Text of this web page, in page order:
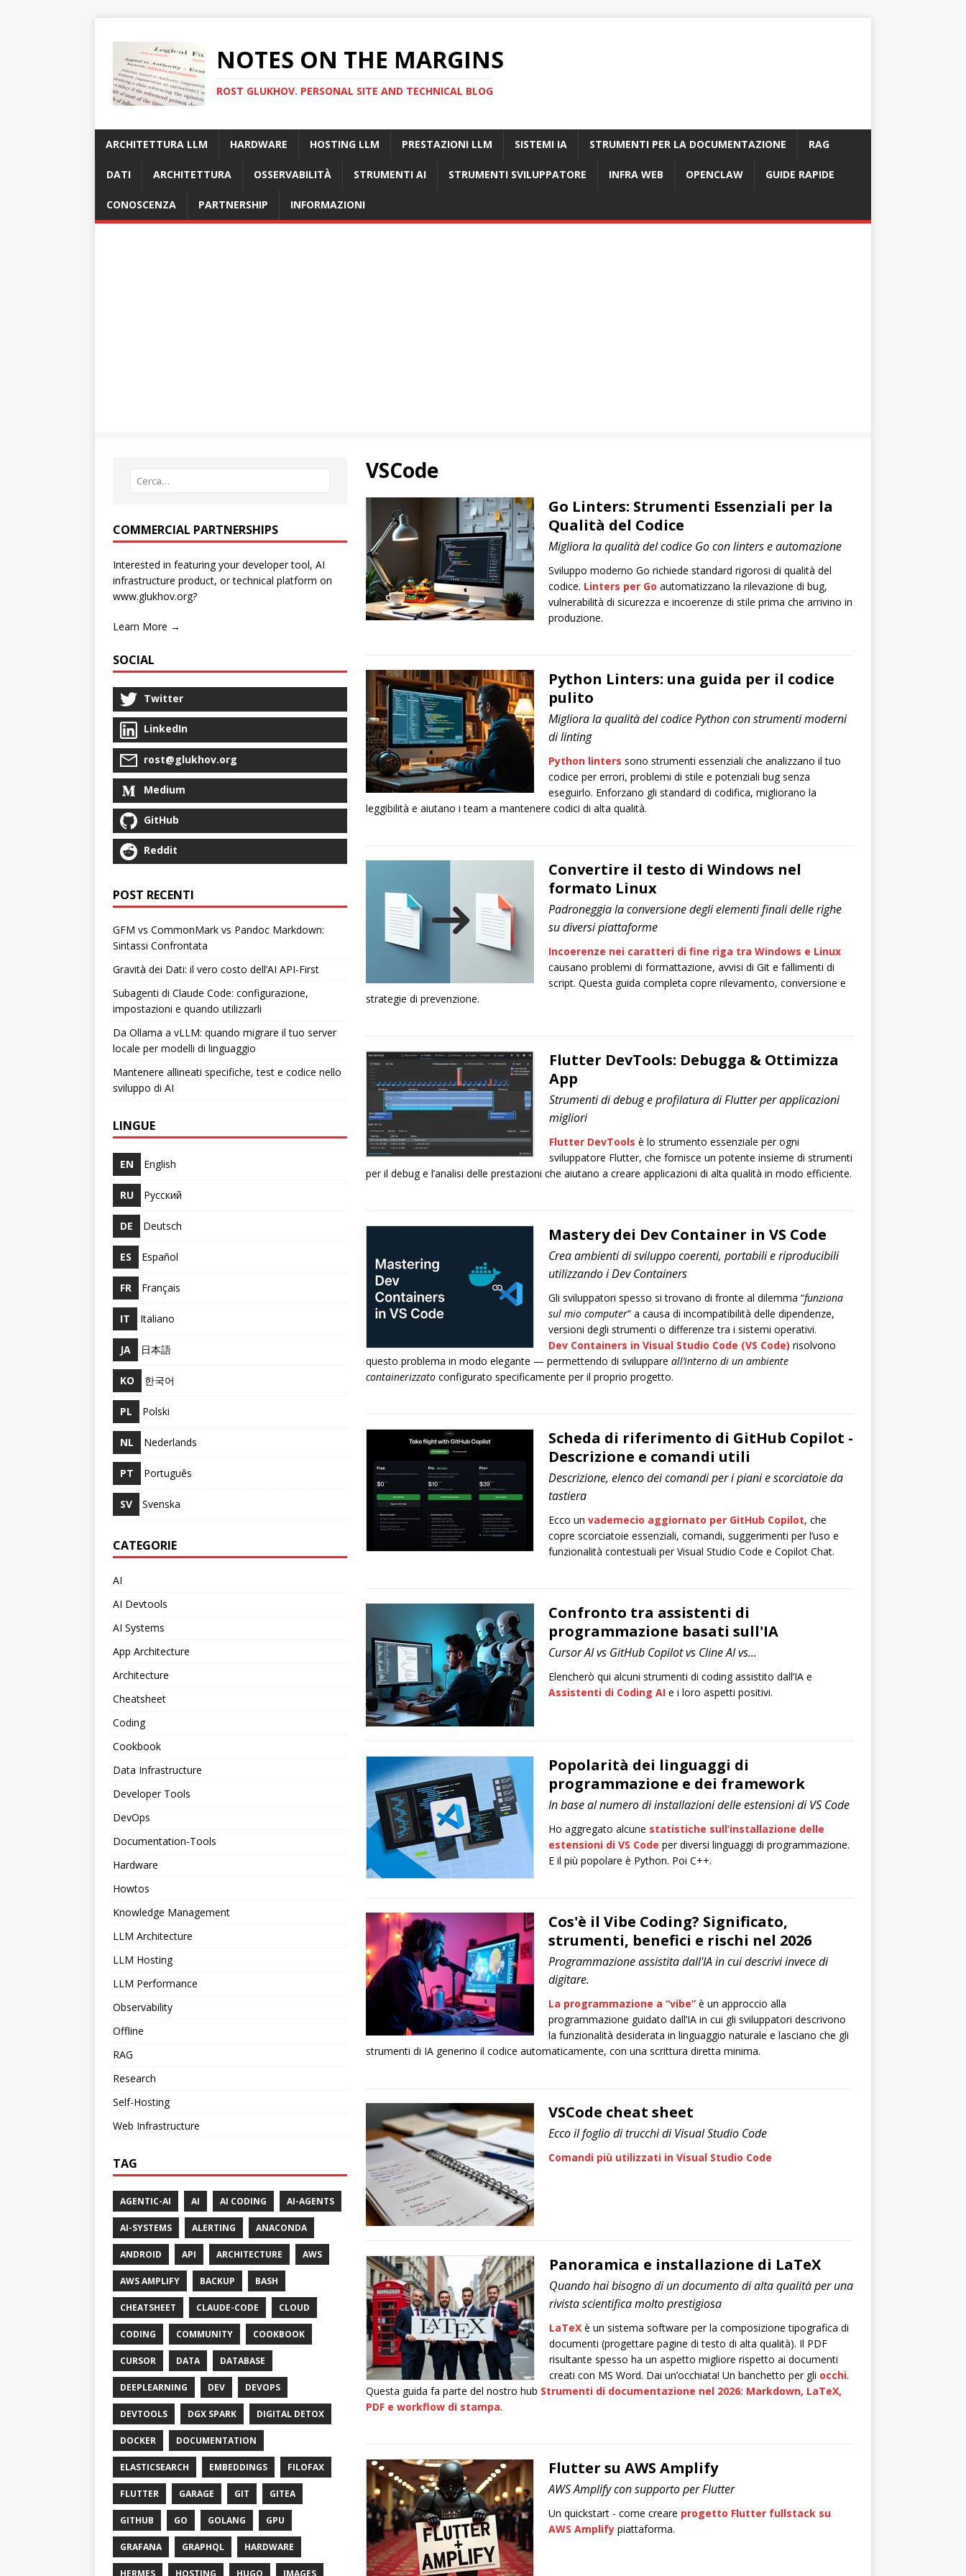
NOTES ON THE MARGINS
ROST GLUKHOV. PERSONAL SITE AND TECHNICAL BLOG
ARCHITETTURA LLM HARDWARE HOSTING LLM PRESTAZIONI LLM SISTEMI IA STRUMENTI PER LA DOCUMENTAZIONE RAG
DATI ARCHITETTURA OSSERVABILITÀ STRUMENTI AI STRUMENTI SVILUPPATORE INFRA WEB OPENCLAW GUIDE RAPIDE
CONOSCENZA PARTNERSHIP INFORMAZIONI
VSCode
Go Linters: Strumenti Essenziali per la
Qualità del Codice
Migliora la qualità del codice Go con linters e automazione
Sviluppo moderno Go richiede standard rigorosi di qualità del
codice. Linters per Go automatizzano la rilevazione di bug,
vulnerabilità di sicurezza e incoerenze di stile prima che arrivino in
produzione.
Python Linters: una guida per il codice
pulito
Migliora la qualità del codice Python con strumenti moderni
di linting
Python linters sono strumenti essenziali che analizzano il tuo
codice per errori, problemi di stile e potenziali bug senza
eseguirlo. Enforzano gli standard di codifica, migliorano la
leggibilità e aiutano i team a mantenere codici di alta qualità.
Convertire il testo di Windows nel
formato Linux
Padroneggia la conversione degli elementi finali delle righe
su diversi piattaforme
Incoerenze nei caratteri di fine riga tra Windows e Linux
causano problemi di formattazione, avvisi di Git e fallimenti di
script. Questa guida completa copre rilevamento, conversione e
strategie di prevenzione.
Flutter DevTools: Debugga & Ottimizza
App
Strumenti di debug e profilatura di Flutter per applicazioni
migliori
Flutter DevTools è lo strumento essenziale per ogni
sviluppatore Flutter, che fornisce un potente insieme di strumenti
per il debug e l’analisi delle prestazioni che aiutano a creare applicazioni di alta qualità in modo efficiente.
Mastery dei Dev Container in VS Code
Crea ambienti di sviluppo coerenti, portabili e riproducibili
utilizzando i Dev Containers
Gli sviluppatori spesso si trovano di fronte al dilemma “funziona
sul mio computer” a causa di incompatibilità delle dipendenze,
versioni degli strumenti o differenze tra i sistemi operativi.
Dev Containers in Visual Studio Code (VS Code) risolvono
questo problema in modo elegante — permettendo di sviluppare all’interno di un ambiente
containerizzatoconfigurato specificamente per il proprio progetto.
Scheda di riferimento di GitHub Copilot -
Descrizione e comandi utili
Descrizione, elenco dei comandi per i piani e scorciatoie da
tastiera
Ecco un vademecio aggiornato per GitHub Copilot, che
copre scorciatoie essenziali, comandi, suggerimenti per l’uso e
funzionalità contestuali per Visual Studio Code e Copilot Chat.
Confronto tra assistenti di
programmazione basati sull'IA
Cursor AI vs GitHub Copilot vs Cline AI vs...
Elencherò qui alcuni strumenti di coding assistito dall’IA e
Assistenti di Coding AIe i loro aspetti positivi.
Popolarità dei linguaggi di
programmazione e dei framework
In base al numero di installazioni delle estensioni di VS Code
Ho aggregato alcune statistiche sull’installazione delle
estensioni di VS Code per diversi linguaggi di programmazione.
E il più popolare è Python. Poi C++.
Cos'è il Vibe Coding? Significato,
strumenti, benefici e rischi nel 2026
Programmazione assistita dall'IA in cui descrivi invece di
digitare.
La programmazione a “vibe”è un approccio alla
programmazione guidato dall’IA in cui gli sviluppatori descrivono
la funzionalità desiderata in linguaggio naturale e lasciano che gli
strumenti di IA generino il codice automaticamente, con una scrittura diretta minima.
VSCode cheat sheet
Ecco il foglio di trucchi di Visual Studio Code
Comandi più utilizzati in Visual Studio Code
Panoramica e installazione di LaTeX
Quando hai bisogno di un documento di alta qualità per una
rivista scientifica molto prestigiosa
LaTeXè un sistema software per la composizione tipografica di
documenti (progettare pagine di testo di alta qualità). Il PDF
risultante spesso ha un aspetto migliore rispetto ai documenti
creati con MS Word. Dai un’occhiata! Un banchetto per gli occhi.
Questa guida fa parte del nostro hub Strumenti di documentazione nel 2026: Markdown, LaTeX,
PDF e workflow di stampa.
Flutter su AWS Amplify
AWS Amplify con supporto per Flutter
Un quickstart - come creare progetto Flutter fullstack su
AWS Amplifypiattaforma.
COMMERCIAL PARTNERSHIPS
Interested in featuring your developer tool, AI
infrastructure product, or technical platform on
www.glukhov.org?
Learn More →
SOCIAL
Twitter
LinkedIn
rost@glukhov.org
Medium
GitHub
Reddit
POST RECENTI
GFM vs CommonMark vs Pandoc Markdown:
Sintassi Confrontata
Gravità dei Dati: il vero costo dell’AI API-First
Subagenti di Claude Code: configurazione,
impostazioni e quando utilizzarli
Da Ollama a vLLM: quando migrare il tuo server
locale per modelli di linguaggio
Mantenere allineati specifiche, test e codice nello
sviluppo di AI
LINGUE
EN English
RU Русский
DE Deutsch
ES Español
FR Français
IT Italiano
JA 日本語
KO 한국어
PL Polski
NL Nederlands
PT Português
SV Svenska
CATEGORIE
AI
AI Devtools
AI Systems
App Architecture
Architecture
Cheatsheet
Coding
Cookbook
Data Infrastructure
Developer Tools
DevOps
Documentation-Tools
Hardware
Howtos
Knowledge Management
LLM Architecture
LLM Hosting
LLM Performance
Observability
Offline
RAG
Research
Self-Hosting
Web Infrastructure
TAG
AGENTIC-AI AI AI CODING AI-AGENTS
AI-SYSTEMS ALERTING ANACONDA
ANDROID API ARCHITECTURE AWS
AWS AMPLIFY BACKUP BASH
CHEATSHEET CLAUDE-CODE CLOUD
CODING COMMUNITY COOKBOOK
CURSOR DATA DATABASE
DEEPLEARNING DEV DEVOPS
DEVTOOLS DGX SPARK DIGITAL DETOX
DOCKER DOCUMENTATION
ELASTICSEARCH EMBEDDINGS FILOFAX
FLUTTER GARAGE GIT GITEA
GITHUB GO GOLANG GPU
GRAFANA GRAPHQL HARDWARE
HERMES HOSTING HUGO IMAGES